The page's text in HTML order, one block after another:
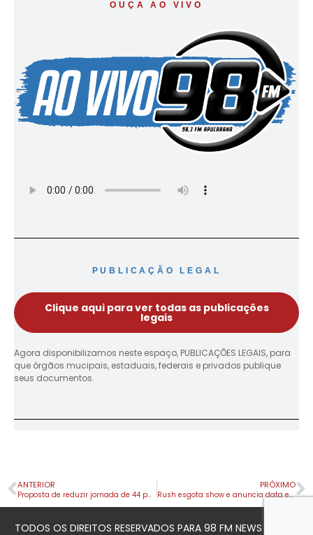
OUÇA AO VIVO
PUBLICAÇÃO LEGAL
Clique aqui para ver todas as publicações
legais
Agora disponibilizamos neste espaço, PUBLICAÇÕES LEGAIS, para
que órgãos mucipais, estaduais, federais e privados publique
seus documentos.
ANTERIOR
Proposta de reduzir jornada de 44 para 40 horas pode aumentar custos das empresas em até R$ 267 bilhões por ano
PRÓXIMO
Rush esgota show e anuncia data extra de turnê em São Paulo
TODOS OS DIREITOS RESERVADOS PARA 98 FM NEWS © 2023